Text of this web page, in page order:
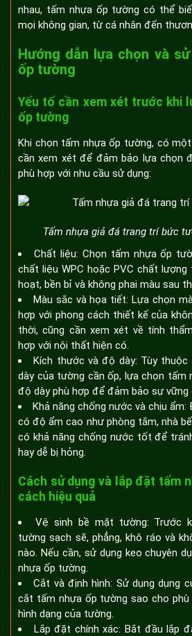
nhau, tấm nhựa ốp tường có thể
mọi không gian, từ cá nhân đến
Hướng dẫn lựa chọn và
ốp tường
Yếu tố cần xem xét trước khi
ốp tường
Khi chọn tấm nhựa ốp tường, có
cần xem xét để đảm bảo lựa chọn
phù hợp với nhu cầu sử dụng:
Tấm nhựa giả đá trang trí bức
Chất liệu: Chọn tấm nhựa ốp
chất liệu WPC hoặc PVC chất
hoạt, bền bỉ và không phai màu sau
Màu sắc và họa tiết: Lựa chọn
hợp với phong cách thiết kế của
thời, cũng cần xem xét về tính
hợp với nội thất hiện có.
Kích thước và độ dày: Tùy
dày của tường cần ốp, lựa chọn tấm
độ dày phù hợp để đảm bảo sự vững
Khả năng chống nước và chịu ẩm:
có độ ẩm cao như phòng tắm, nhà
có khả năng chống nước tốt để
hay dễ bị hỏng.
Cách sử dụng và lắp đặt tấm
cách hiệu quả
Vệ sinh bề mặt tường: Trước
tường sạch sẽ, phẳng, khô ráo và
nào. Nếu cần, sử dụng keo chuyên
nhựa ốp tường.
Cắt và định hình: Sử dụng dụng
cắt tấm nhựa ốp tường sao cho
hình dạng của tường.
Lắp đặt chính xác: Bắt đầu lắp